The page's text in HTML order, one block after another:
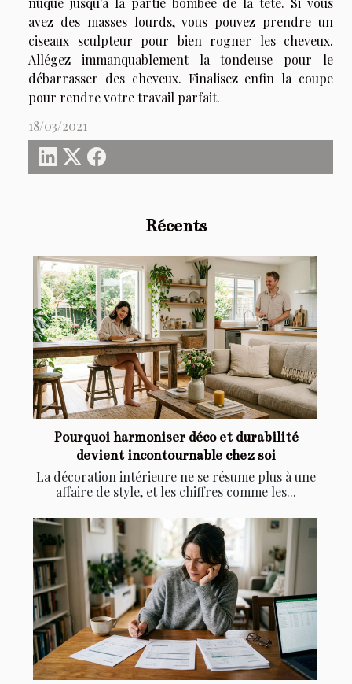
Récents
Pourquoi harmoniser déco et durabilité
devient incontournable chez soi
La décoration intérieure ne se résume plus à une
affaire de style, et les chiffres comme les...
avez des masses lourds, vous pouvez prendre un
ciseaux sculpteur pour bien rogner les cheveux.
Allégez immanquablement la tondeuse pour le
débarrasser des cheveux. Finalisez enfin la coupe
pour rendre votre travail parfait.
18/03/2021